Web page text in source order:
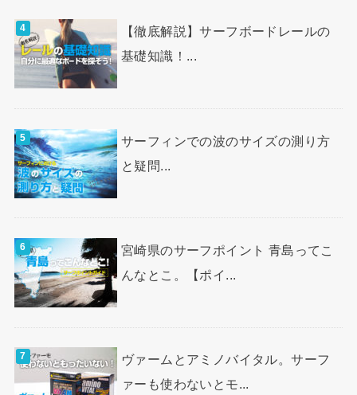
【徹底解説】サーフボードレールの
基礎知識！...
サーフィンでの波のサイズの測り方
と疑問...
宮崎県のサーフポイント 青島ってこ
んなとこ。【ポイ...
ヴァームとアミノバイタル。サーフ
ァーも使わないとモ...